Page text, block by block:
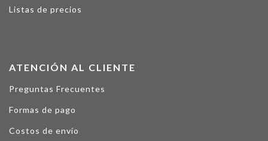
Listas de precios
ATENCIÓN AL CLIENTE
Preguntas Frecuentes
Formas de pago
Costos de envío